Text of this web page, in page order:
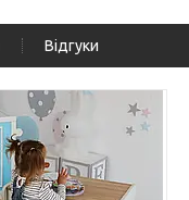
Відгуки